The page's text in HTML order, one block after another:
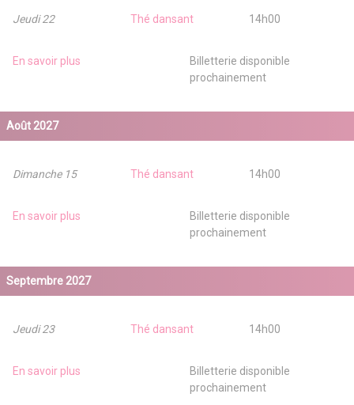
Jeudi 22 Thé dansant 14h00
En savoir plus
Billetterie disponible
prochainement
Août 2027
Dimanche 15 Thé dansant 14h00
En savoir plus
Billetterie disponible
prochainement
Septembre 2027
Jeudi 23 Thé dansant 14h00
En savoir plus
Billetterie disponible
prochainement